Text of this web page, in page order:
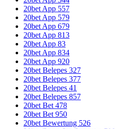
20bet App 557
20bet App 579
20bet App 679
20bet App 813
20bet App 83
20bet App 834
20bet App 920
20bet Belepes 327
20bet Belepes 377
20bet Belepes 41
20bet Belepes 857
20bet Bet 478
20bet Bet 950
20bet Bewertung 526